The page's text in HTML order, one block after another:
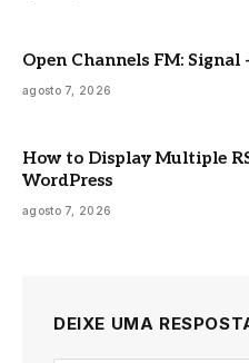
Open Channels FM: Signal
agosto 7, 2026
How to Display Multiple
WordPress
agosto 7, 2026
DEIXE UMA